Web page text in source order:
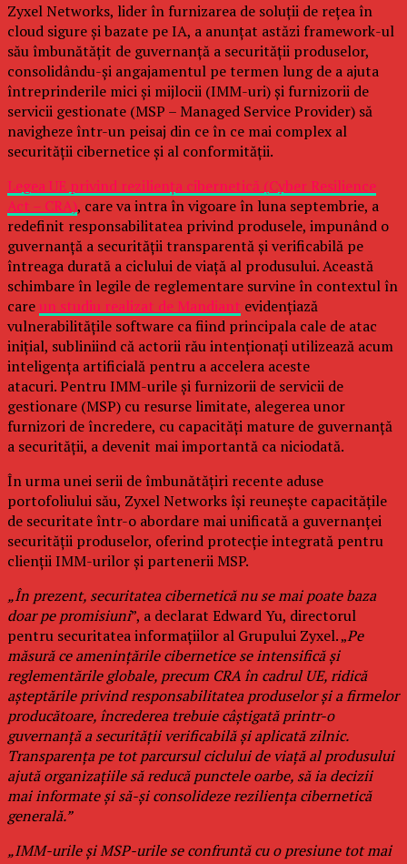
Zyxel Networks, lider în furnizarea de soluții de rețea în
cloud sigure și bazate pe IA, a anunțat astăzi framework-ul
său îmbunătățit de guvernanță a securității produselor,
consolidându-și angajamentul pe termen lung de a ajuta
întreprinderile mici și mijlocii (IMM-uri) și furnizorii de
servicii gestionate (MSP – Managed Service Provider) să
navigheze într-un peisaj din ce în ce mai complex al
securității cibernetice și al conformității.
Legea UE privind reziliența cibernetică (Cyber Resilience
Act – CRA), care va intra în vigoare în luna septembrie, a
redefinit responsabilitatea privind produsele, impunând o
guvernanță a securității transparentă și verificabilă pe
întreaga durată a ciclului de viață al produsului. Această
schimbare în legile de reglementare survine în contextul în
careun studiu realizat de Mandiant evidențiază
vulnerabilitățile software ca fiind principala cale de atac
inițial, subliniind că actorii rău intenționați utilizează acum
inteligența artificială pentru a accelera aceste
atacuri. Pentru IMM-urile și furnizorii de servicii de
gestionare (MSP) cu resurse limitate, alegerea unor
furnizori de încredere, cu capacități mature de guvernanță
a securității, a devenit mai importantă ca niciodată.
În urma unei serii de îmbunătățiri recente aduse
portofoliului său, Zyxel Networks își reunește capacitățile
de securitate într-o abordare mai unificată a guvernanței
securității produselor, oferind protecție integrată pentru
clienții IMM-urilor și partenerii MSP.
„În prezent, securitatea cibernetică nu se mai poate baza
doar pe promisiuni”, a declarat Edward Yu, directorul
pentru securitatea informațiilor al Grupului Zyxel. „Pe
măsură ce amenințările cibernetice se intensifică și
reglementările globale, precum CRA în cadrul UE, ridică
așteptările privind responsabilitatea produselor și a firmelor
producătoare, încrederea trebuie câștigată printr-o
guvernanță a securității verificabilă și aplicată zilnic.
Transparența pe tot parcursul ciclului de viață al produsului
ajută organizațiile să reducă punctele oarbe, să ia decizii
mai informate și să-și consolideze reziliența cibernetică
generală.”
„IMM-urile și MSP-urile se confruntă cu o presiune tot mai